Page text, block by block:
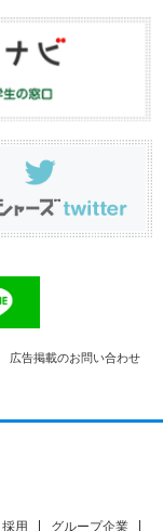
広告掲載のお問い合わせ
採用 グループ企業